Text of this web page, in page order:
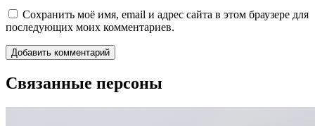
Сохранить моё имя, email и адрес сайта в этом браузере для
последующих моих комментариев.
Связанные персоны